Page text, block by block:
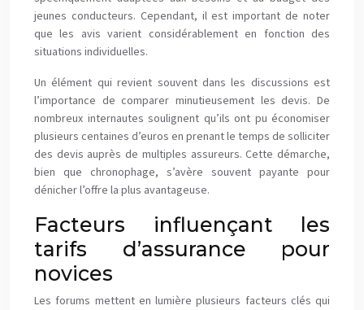
jeunes conducteurs. Cependant, il est important de noter
que les avis varient considérablement en fonction des
situations individuelles.
Un élément qui revient souvent dans les discussions est
l’importance de comparer minutieusement les devis. De
nombreux internautes soulignent qu’ils ont pu économiser
plusieurs centaines d’euros en prenant le temps de solliciter
des devis auprès de multiples assureurs. Cette démarche,
bien que chronophage, s’avère souvent payante pour
dénicher l’offre la plus avantageuse.
Facteurs influençant les
tarifs d’assurance pour
novices
Les forums mettent en lumière plusieurs facteurs clés qui